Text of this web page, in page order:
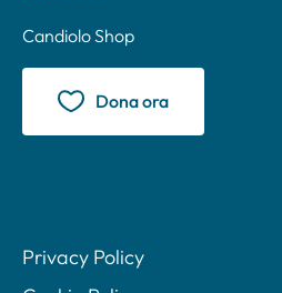
Candiolo Shop
Dona ora
Privacy Policy